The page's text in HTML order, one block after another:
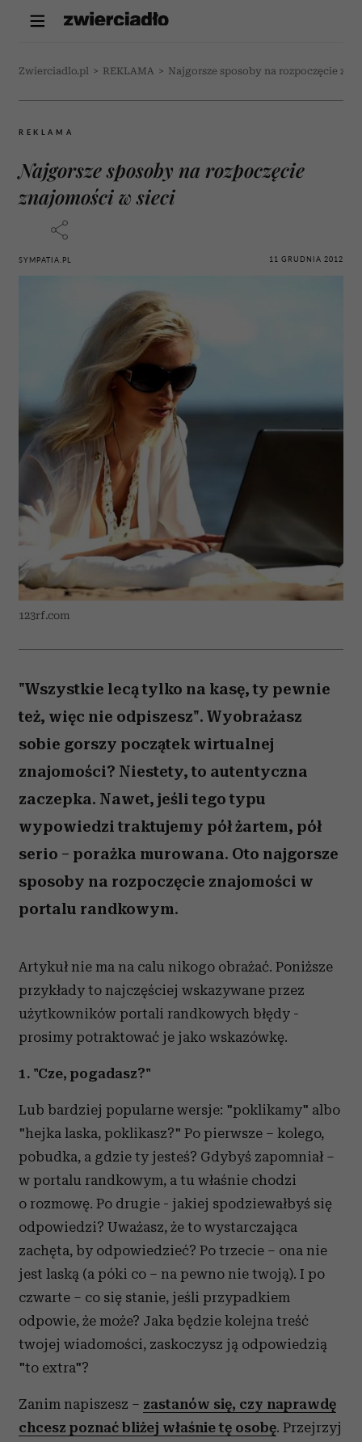
Zwierciadlo.pl > REKLAMA > Najgorsze sposoby na rozpoczęcie
REKLAMA
Najgorsze sposoby na rozpoczęcie
znajomości w sieci
SYMPATIA.PL 11 GRUDNIA 2012
123rf.com
"Wszystkie lecą tylko na kasę, ty pewnie
też, więc nie odpiszesz". Wyobrażasz
sobie gorszy początek wirtualnej
znajomości? Niestety, to autentyczna
zaczepka. Nawet, jeśli tego typu
wypowiedzi traktujemy pół żartem, pół
serio – porażka murowana. Oto najgorsze
sposoby na rozpoczęcie znajomości w
portalu randkowym.
Artykuł nie ma na calu nikogo obrażać. Poniższe
przykłady to najczęściej wskazywane przez
użytkowników portali randkowych błędy -
prosimy potraktować je jako wskazówkę.
1. "Cze, pogadasz?"
Lub bardziej popularne wersje: "poklikamy" albo
"hejka laska, poklikasz?" Po pierwsze – kolego,
pobudka, a gdzie ty jesteś? Gdybyś zapomniał –
w portalu randkowym, a tu właśnie chodzi
o rozmowę. Po drugie - jakiej spodziewałbyś się
odpowiedzi? Uważasz, że to wystarczająca
zachęta, by odpowiedzieć? Po trzecie – ona nie
jest laską (a póki co – na pewno nie twoją). I po
czwarte – co się stanie, jeśli przypadkiem
odpowie, że może? Jaka będzie kolejna treść
twojej wiadomości, zaskoczysz ją odpowiedzią
"to extra"?
Zanim napiszesz – zastanów się, czy naprawdę
chcesz poznać bliżej właśnie tę osobę. Przejrzyj